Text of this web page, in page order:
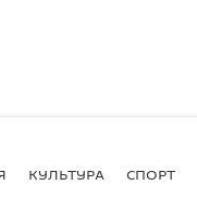
КУЛЬТУРА СПОРТ